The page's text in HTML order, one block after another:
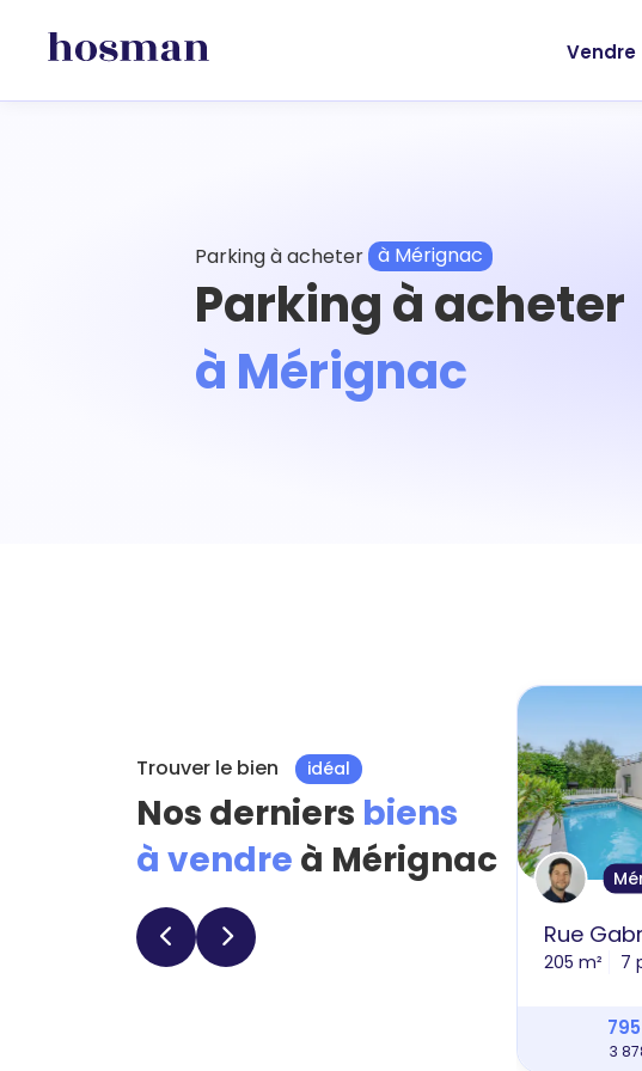
Vendre
Parking à acheter à Mérignac
Parking à acheter
à Mérignac
Trouver le bien idéal
Nos derniers biens
à vendre à Mérignac
Rue
205 m² 7
3